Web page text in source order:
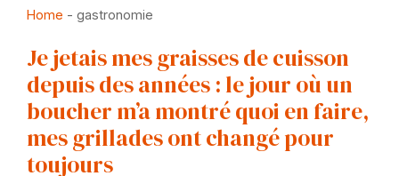
Home - gastronomie
Je jetais mes graisses de cuisson
depuis des années : le jour où un
boucher m’a montré quoi en faire,
mes grillades ont changé pour
toujours